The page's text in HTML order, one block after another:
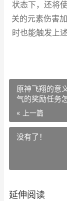
状态下，还将
关的元素伤害
时也能触发上
原神飞翔的意
气的奖励任务
« 上一篇
没有了！
延伸阅读